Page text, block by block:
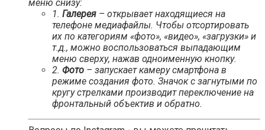
меню снизу:
1. Галерея – открывает находящиеся на
телефоне медиафайлы. Чтобы отсортировать
их по категориям «фото», «видео», «загрузки» и
т.д., можно воспользоваться выпадающим
меню сверху, нажав одноименную кнопку.
2. Фото – запускает камеру смартфона в
режиме создания фото. Значок с загнутыми по
кругу стрелками производит переключение на
фронтальный объектив и обратно.